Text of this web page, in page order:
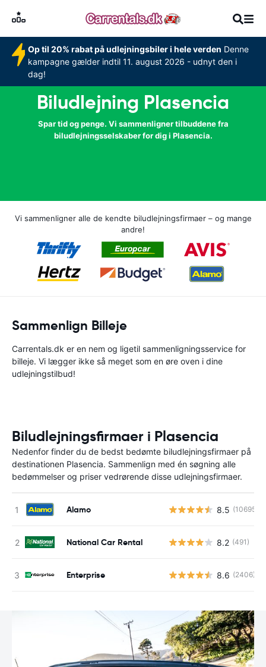
Op til 20% rabat på udlejningsbiler i hele verden Denne
kampagne gælder indtil 11. august 2026 - udnyt den i
dag!
Biludlejning Plasencia
Spar tid og penge. Vi sammenligner tilbuddene fra
biludlejningsselskaber for dig i Plasencia.
Vi sammenligner alle de kendte biludlejningsfirmaer – og mange
andre!
Sammenlign Billeje
Carrentals.dk er en nem og ligetil sammenligningsservice for
billeje. Vi lægger ikke så meget som en øre oven i dine
udlejningstilbud!
Biludlejningsfirmaer i Plasencia
Nedenfor finder du de bedst bedømte biludlejningsfirmaer på
destinationen Plasencia. Sammenlign med én søgning alle
bedømmelser og priser vedrørende disse udlejningsfirmaer.
Alamo 8.5 (10695)
National Car Rental 8.2 (491)
Enterprise 8.6 (2406)